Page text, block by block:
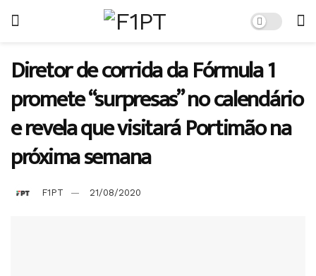
Diretor de corrida da Fórmula 1
promete “surpresas” no calendário
e revela que visitará Portimão na
próxima semana
F1PT 21/08/2020